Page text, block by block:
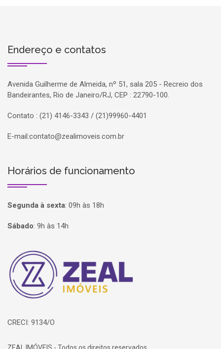
Endereço e contatos
Avenida Guilherme de Almeida, nº 51, sala 205 - Recreio dos
Bandeirantes, Rio de Janeiro/RJ, CEP : 22790-100.
Contato : (21) 4146-3343 / (21)99960-4401
E-mail:contato@zealimoveis.com.br
Horários de funcionamento
Segunda à sexta: 09h às 18h
Sábado: 9h às 14h
Página inicial
CRECI: 9134/O